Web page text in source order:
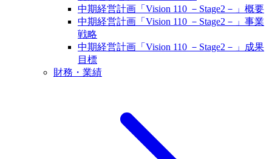
中期経営計画「Vision 110 －Stage2－」概要
中期経営計画「Vision 110 －Stage2－」事業
戦略
中期経営計画「Vision 110 －Stage2－」成果
目標
財務・業績